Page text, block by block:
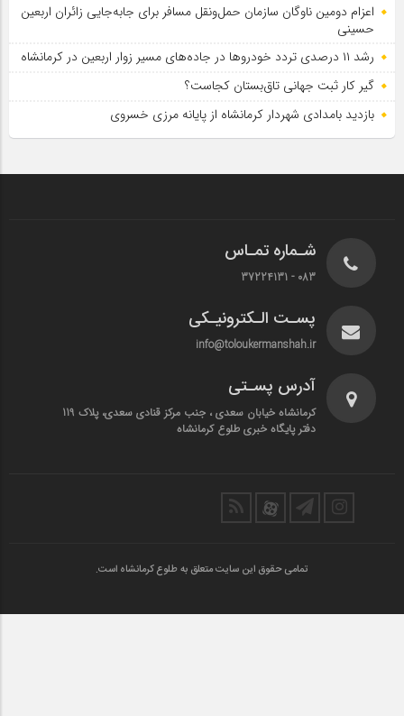
اعزام دومین ناوگان سازمان حمل‌ونقل مسافر برای جابه‌جایی زائران اربعین
حسینی
رشد ۱۱ درصدی تردد خودروها در جاده‌های مسیر زوار اربعین در کرمانشاه
گیر کار ثبت جهانی تاق‌بستان کجاست؟
بازدید بامدادی شهردار کرمانشاه از پایانه مرزی خسروی
شـماره تمـاس
083 - 37224131
پسـت الـکترونیـکی
info@toloukermanshah.ir
آدرس پسـتی
کرمانشاه خیابان سعدی ، جنب مرکز قنادی سعدی، پلاک 119
دفتر پایگاه خبری طلوع کرمانشاه
تمامی حقوق این سایت متعلق به طلوع کرمانشاه است.